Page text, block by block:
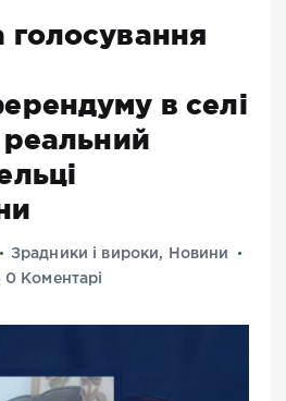
в селі
реальний
Зрадники і вироки,
Новини
0 Коментарі